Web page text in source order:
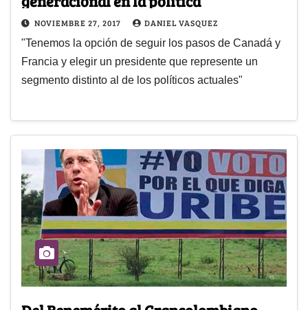
NOVIEMBRE 27, 2017 DANIEL VASQUEZ
"Tenemos la opción de seguir los pasos de Canadá y
Francia y elegir un presidente que represente un
segmento distinto al de los políticos actuales"